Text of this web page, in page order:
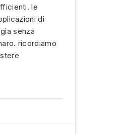
le
di
senza
ricordiamo